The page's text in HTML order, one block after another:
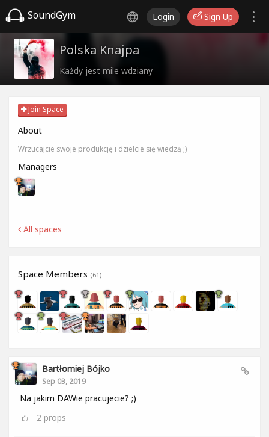
SoundGym Login Sign Up
Polska Knajpa
Każdy jest mile wdziany
Join Space
About
Wrzucajcie swoje produkcję i dzielcie się wiedzą ;)
Managers
All spaces
Space Members (61)
Bartłomiej Bójko
Sep 03, 2019
Na jakim DAWie pracujecie? ;)
2 props